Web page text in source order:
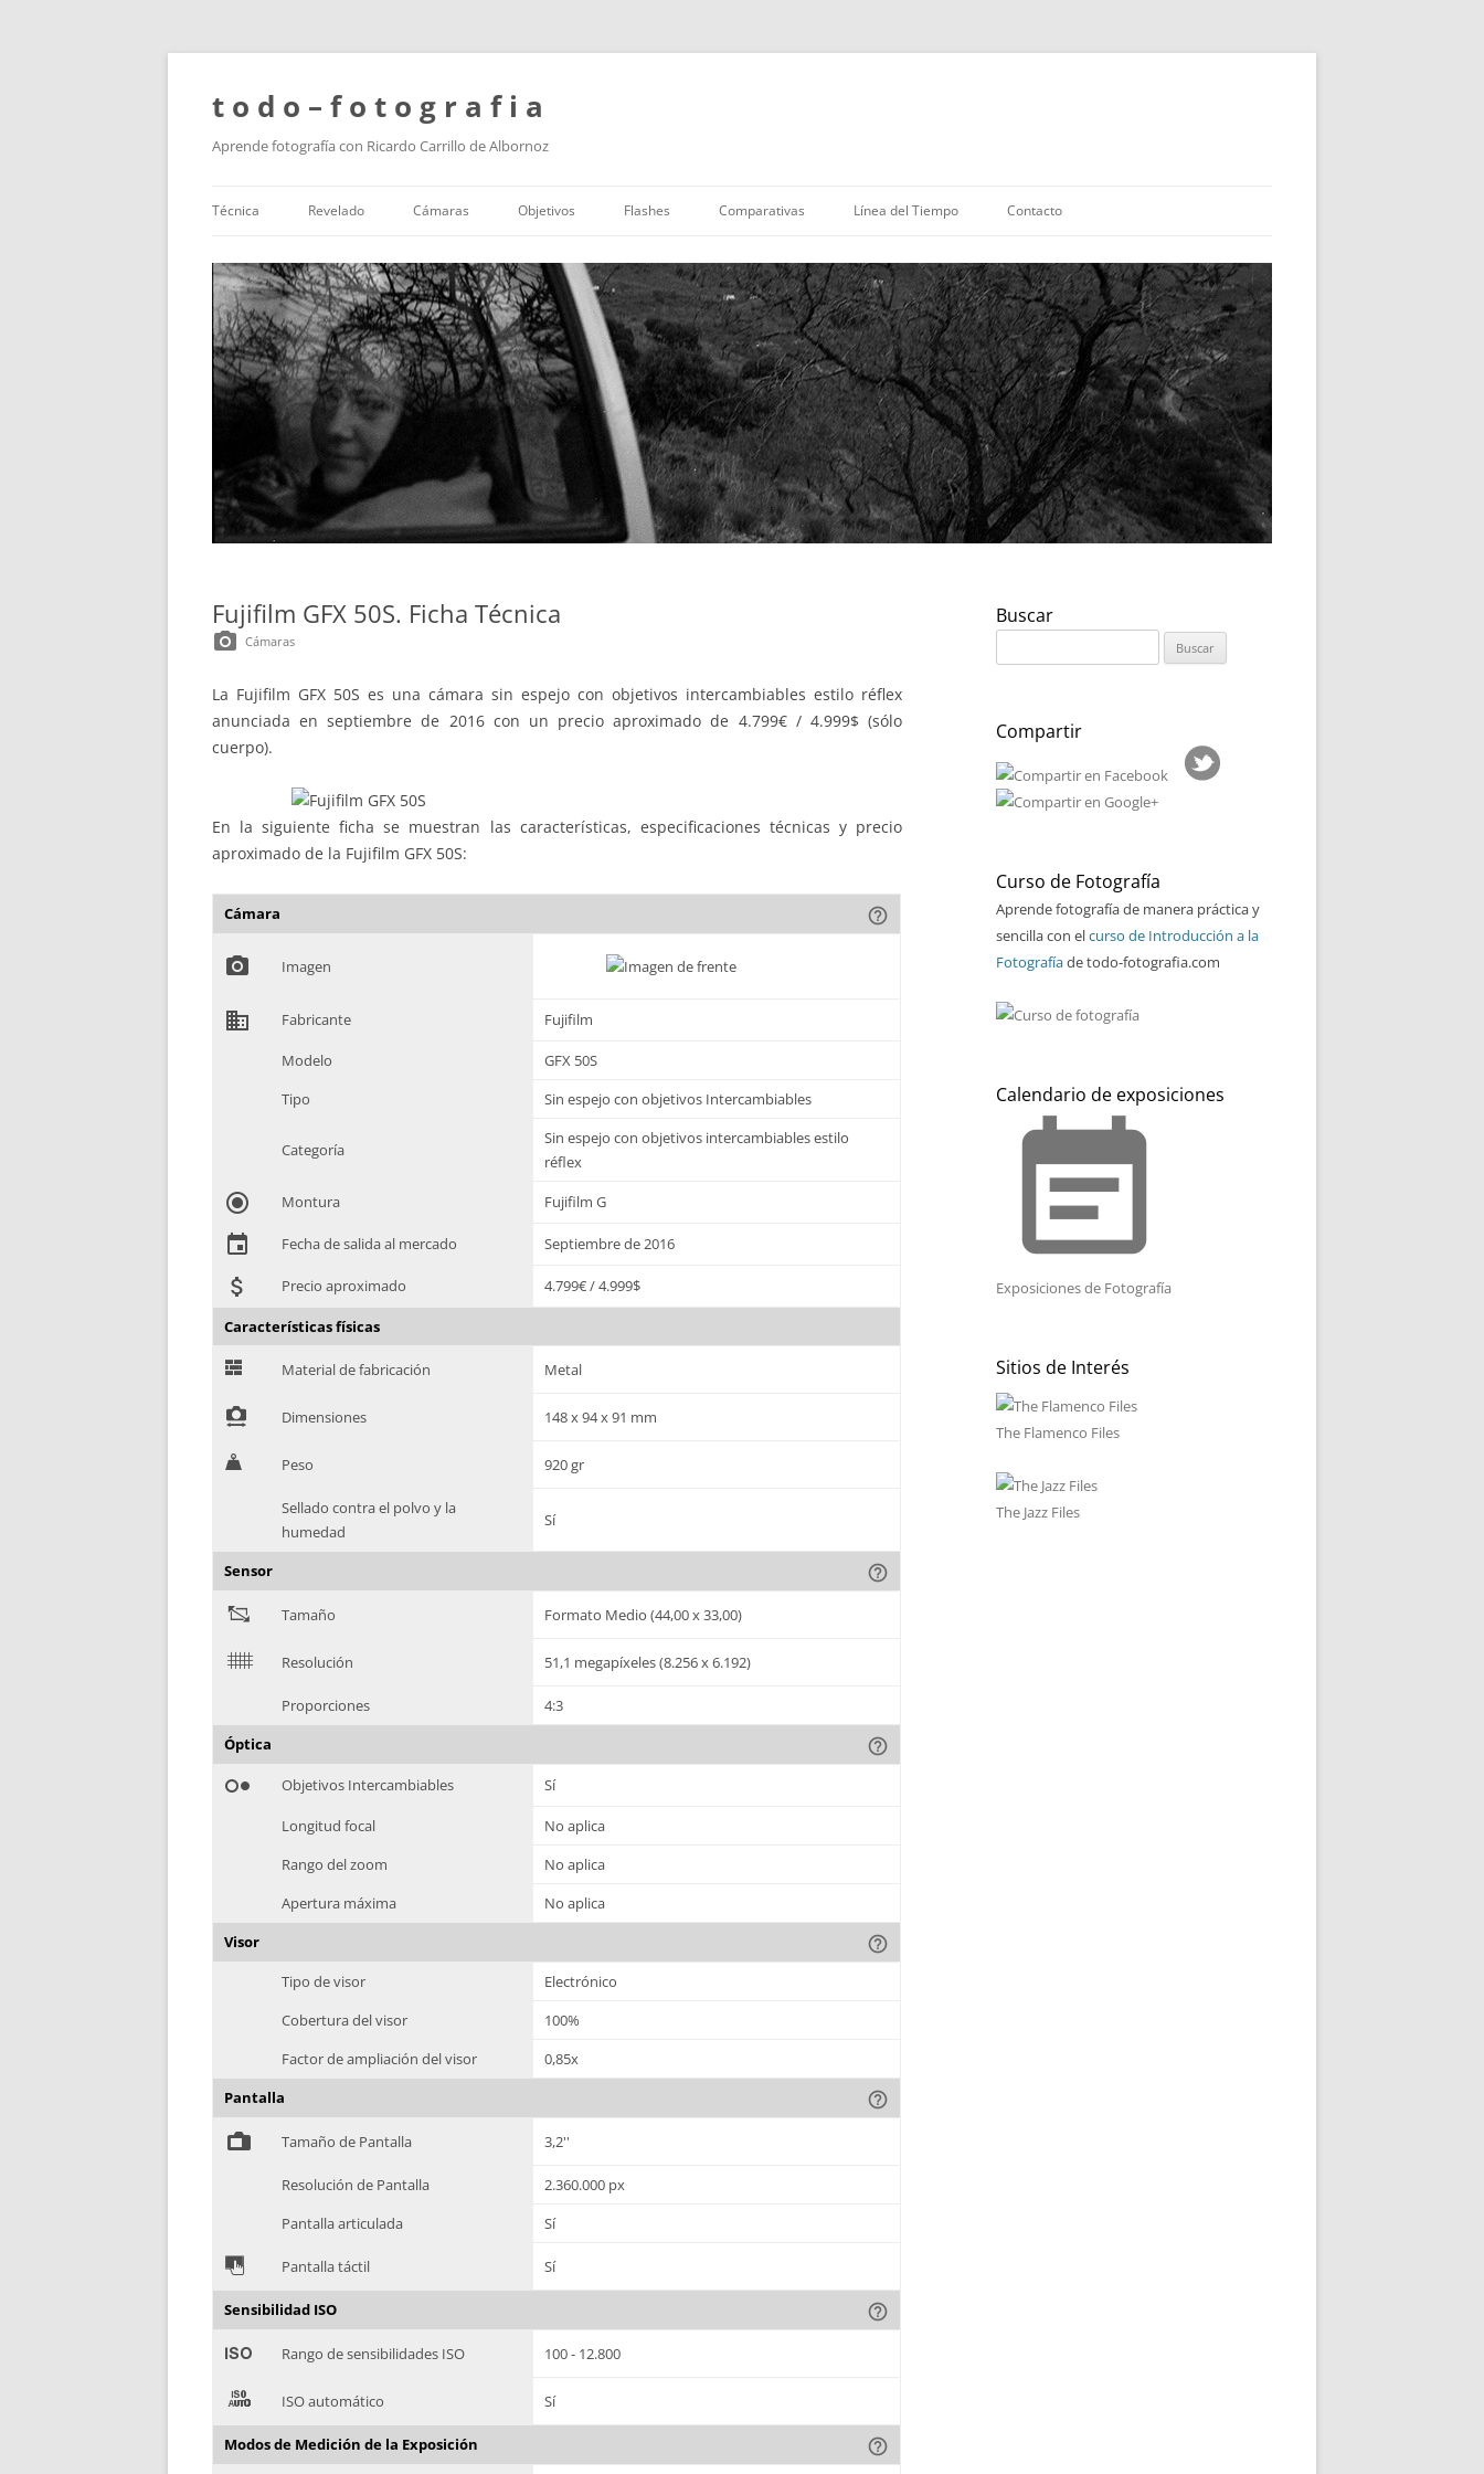
t o d o – f o t o g r a f i a
Aprende fotografía con Ricardo Carrillo de Albornoz
al
contenido
Técnica Revelado Cámaras Objetivos Flashes Comparativas Línea del Tiempo Contacto
Fujifilm GFX 50S. Ficha Técnica
photo_camera Cámaras
La Fujifilm GFX 50S es una cámara sin espejo con objetivos intercambiables estilo réflex
anunciada en septiembre de 2016 con un precio aproximado de 4.799€ / 4.999$ (sólo
cuerpo).
En la siguiente ficha se muestran las características, especificaciones técnicas y precio
aproximado de la Fujifilm GFX 50S:
Cámara help_outline
photo_camera Imagen
domain Fabricante Fujifilm
Modelo
GFX 50S
Tipo
Sin espejo con objetivos Intercambiables
Categoría
Sin espejo con objetivos intercambiables estilo
réflex
radio_button_checked Montura Fujifilm G
event Fecha de salida al mercado Septiembre de 2016
attach_money Precio aproximado 4.799€ / 4.999$
Características físicas
G Material de fabricación Metal
! Dimensiones 148 x 94 x 91 mm
H Peso 920 gr
Sellado contra el polvo y la
humedad
Sí
Sensor help_outline
" Tamaño Formato Medio (44,00 x 33,00)
$ Resolución 51,1 megapíxeles (8.256 x 6.192)
Proporciones
4:3
Óptica
help_outline
hdr_weak Objetivos Intercambiables Sí
Longitud focal
No aplica
Rango del zoom
No aplica
Apertura máxima
No aplica
Visor
help_outline
Tipo de visor
Electrónico
Cobertura del visor
100%
Factor de ampliación del visor
0,85x
Pantalla
help_outline
% Tamaño de Pantalla 3,2''
Resolución de Pantalla
2.360.000 px
Pantalla articulada
Sí
& Pantalla táctil Sí
Sensibilidad ISO help_outline
' Rango de sensibilidades ISO 100 - 12.800
( ISO automático Sí
Modos de Medición de la Exposición help_outline
Buscar
Compartir
Curso de Fotografía
Aprende fotografía de manera práctica y
sencilla con elcurso de Introducción a la
Fotografíade todo-fotografia.com
Calendario de exposiciones
event_note
Exposiciones de Fotografía
Sitios de Interés
The Flamenco Files
The Jazz Files